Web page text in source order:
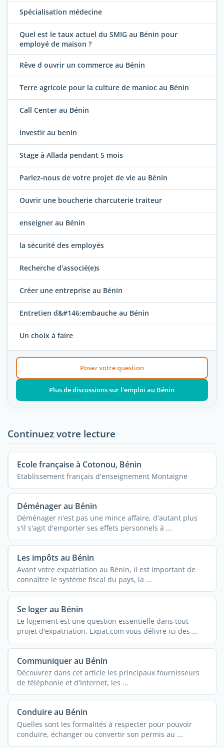
Spécialisation médecine
Quel est le taux actuel du SMIG au Bénin pour
employé de maison ?
Rêve d ouvrir un commerce au Bénin
Terre agricole pour la culture de manioc au Bénin
Call Center au Bénin
investir au benin
Stage à Allada pendant 5 mois
Parlez-nous de votre projet de vie au Bénin
Ouvrir une boucherie charcuterie traiteur
enseigner au Bénin
la sécurité des employés
Recherche d'associé(e)s
Créer une entreprise au Bénin
Entretien d&#146;embauche au Bénin
Un choix à faire
Posez votre question
Plus de discussions sur l'emploi au Bénin
Continuez votre lecture
Ecole française à Cotonou, Bénin
Etablissement français d'enseignement Montaigne
Déménager au Bénin
Déménager n'est pas une mince affaire, d'autant plus
s'il s'agit d'emporter ses effets personnels à ...
Les impôts au Bénin
Avant votre expatriation au Bénin, il est important de
connaître le système fiscal du pays, la ...
Se loger au Bénin
Le logement est une question essentielle dans tout
projet d'expatriation. Expat.com vous délivre ici des ...
Communiquer au Bénin
Découvrez dans cet article les principaux fournisseurs
de téléphonie et d'Internet, les ...
Conduire au Bénin
Quelles sont les formalités à respecter pour pouvoir
conduire, échanger ou convertir son permis au ...